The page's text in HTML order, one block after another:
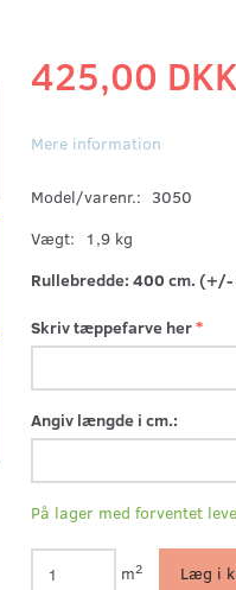
425,00
Mere information
Model/varenr.: 3050
Vægt:
1,9 kg
Rullebredde: 400 cm. (+/-
Skriv tæppefarve her
Angiv længde i cm.:
På lager med forventet
m2 Læg i